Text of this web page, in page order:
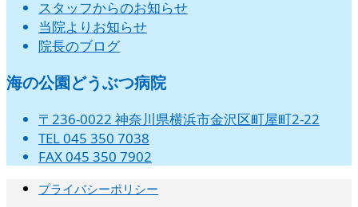
スタッフからのお知らせ
当院よりお知らせ
院長のブログ
海の公園どうぶつ病院
〒236-0022 神奈川県横浜市金沢区町屋町2-22
TEL 045 350 7038
FAX 045 350 7902
プライバシーポリシー